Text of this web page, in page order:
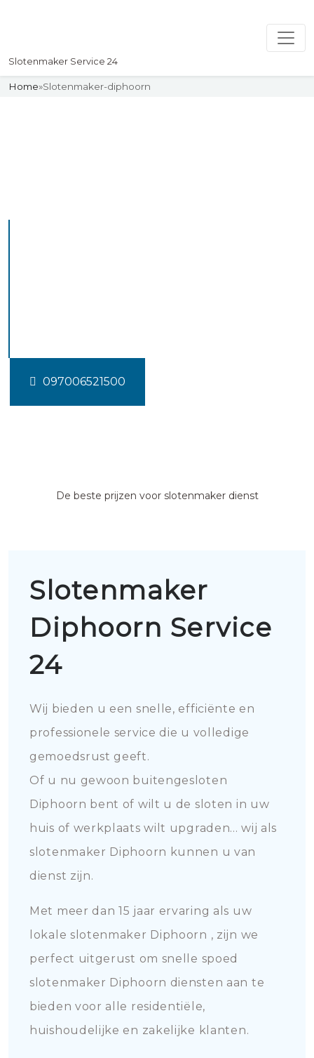
Slotenmaker Service 24
Home»Slotenmaker-diphoorn
097006521500
De beste prijzen voor slotenmaker dienst
Slotenmaker
Diphoorn Service
24
Wij bieden u een snelle, efficiënte en
professionele service die u volledige
gemoedsrust geeft.
Of u nu gewoon buitengesloten
Diphoorn bent of wilt u de sloten in uw
huis of werkplaats wilt upgraden... wij als
slotenmaker Diphoorn kunnen u van
dienst zijn.
Met meer dan 15 jaar ervaring als uw
lokale slotenmaker Diphoorn , zijn we
perfect uitgerust om snelle spoed
slotenmaker Diphoorn diensten aan te
bieden voor alle residentiële,
huishoudelijke en zakelijke klanten.